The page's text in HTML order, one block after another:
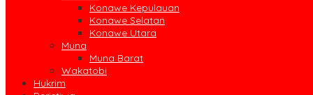
Konawe Kepulauan
Konawe Selatan
Konawe Utara
Muna
Muna Barat
Wakatobi
Hukrim